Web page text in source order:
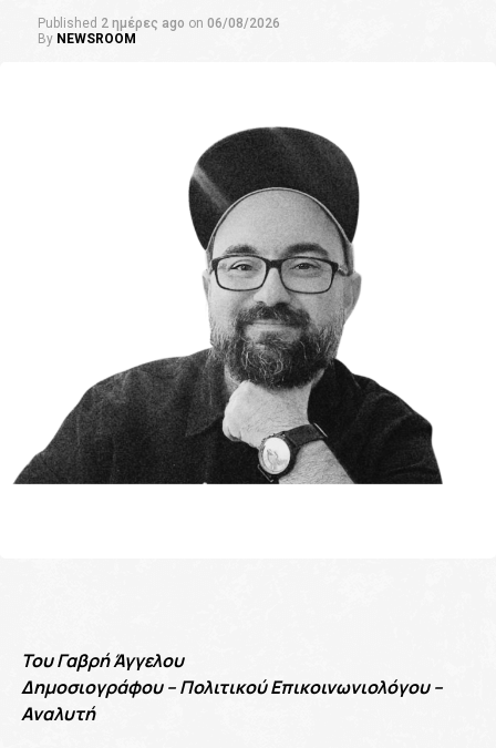
Published 2 ημέρες ago on 06/08/2026
By NEWSROOM
Του Γαβρή Άγγελου
Δημοσιογράφου – Πολιτικού Επικοινωνιολόγου –
Αναλυτή